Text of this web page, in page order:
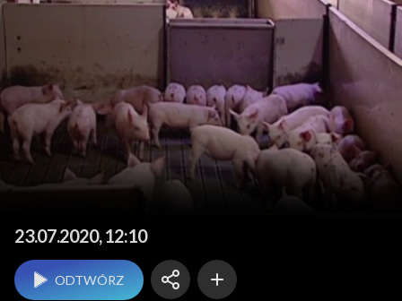
Agrobiznes
23.07.2020, 12:10
ODTWÓRZ